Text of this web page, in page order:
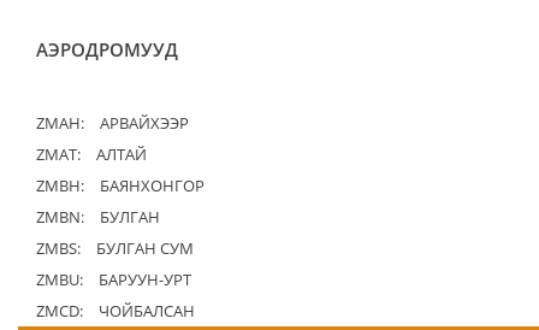
АЭРОДРОМУУД
ZMAH:
АРВАЙХЭЭР
ZMAT:
АЛТАЙ
ZMBH:
БАЯНХОНГОР
ZMBN:
БУЛГАН
ZMBS:
БУЛГАН СУМ
ZMBU:
БАРУУН-УРТ
ZMCD:
ЧОЙБАЛСАН